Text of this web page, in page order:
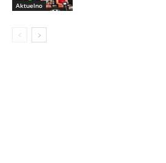
Aktuelno